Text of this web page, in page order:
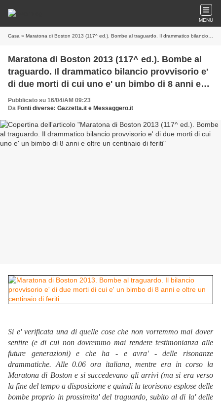
MENU
Casa » Maratona di Boston 2013 (117^ ed.). Bombe al traguardo. Il drammatico bilancio provvisorio e' di due morti di cui uno e' un bimbo di 8 anni e oltre un centinaio di feriti
Maratona di Boston 2013 (117^ ed.). Bombe al
traguardo. Il drammatico bilancio provvisorio e'
di due morti di cui uno e' un bimbo di 8 anni e
oltre un centinaio di feriti
Pubblicato su 16/04/AM 09:23
Da Fonti diverse: Gazzetta.it e Messaggero.it
Si e' verificata una di quelle cose che non vorremmo mai dover
sentire (e di cui non dovremmo mai rendere testimonianza alle
future generazioni) e che ha - e avra' - delle risonanze
drammatiche. Alle 0.06 ora italiana, mentre era in corso la
Maratona di Boston e si succedevano gli arrivi (ma si era verso
la fine del tempo a disposizione e quindi la teorisono esplose delle
bombe proprio in prossimita' del traguardo, subito al di la' delle